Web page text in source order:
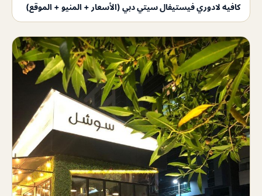
كافيه لادوري فيستيفال سيتي دبي (الأسعار + المنيو + الموقع)